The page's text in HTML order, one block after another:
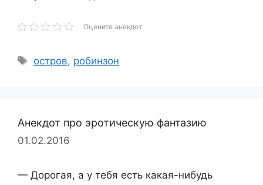
Оцените анекдот
Метки
остров, робинзон
Анекдот про эротическую фантазию
01.02.2016
— Дорогая, а у тебя есть какая-нибудь